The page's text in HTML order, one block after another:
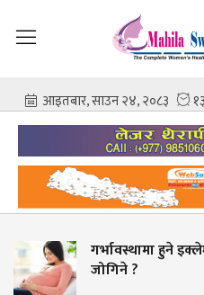
गर्भावस्थामा हुने इक्लेम्पसिया के
जोगिने ?